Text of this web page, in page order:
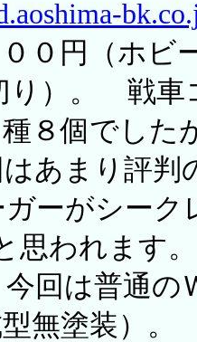
０円（ホビ
り）。 戦車
種８個でし
あまり評
ガーがシー
思われます
回は普通
型無塗装）